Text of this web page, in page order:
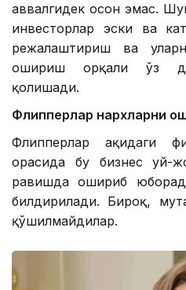
аввалгидек осон эмас.
инвесторлар эски ва
режалаштириш ва
ошириш орқали ўз
қолишади.
Флипперлар нархларни
Флипперлар ҳақидаги
орасида бу бизнес уй-
равишда ошириб
билдирилади. Бироқ,
қўшилмайдилар.